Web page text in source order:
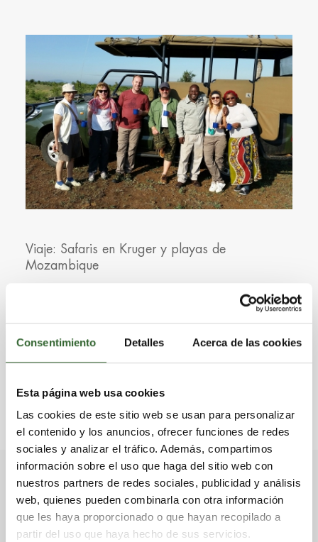
Consentimiento Detalles Acerca de las cookies
Esta página web usa cookies
Las cookies de este sitio web se usan para personalizar
el contenido y los anuncios, ofrecer funciones de redes
sociales y analizar el tráfico. Además, compartimos
información sobre el uso que haga del sitio web con
nuestros partners de redes sociales, publicidad y análisis
web, quienes pueden combinarla con otra información
que les haya proporcionado o que hayan recopilado a
partir del uso que haya hecho de sus servicios.
Viaje: Safaris en Kruger y playas de
Mozambique
"La experiencia ha sido increíble. Sólo
todos..."
Conoce los destinos y alojamientos de
este Gran Viaje